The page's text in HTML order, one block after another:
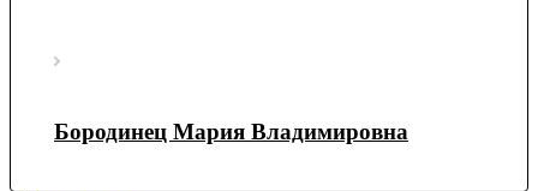
Бородинец Мария Владимировна